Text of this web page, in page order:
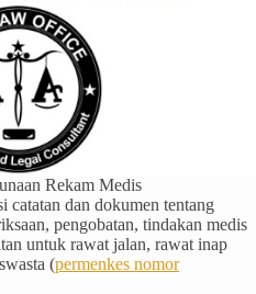
Rekam Medis
catatan dan dokumen tentang
pengobatan, tindakan medis
untuk rawat jalan, rawat inap
(permenkes nomor